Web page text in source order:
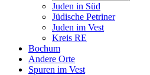
Juden in Süd
Jüdische Petriner
Juden im Vest
Kreis RE
Bochum
Andere Orte
Spuren im Vest